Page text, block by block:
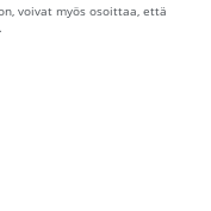
voivat myös osoittaa, että